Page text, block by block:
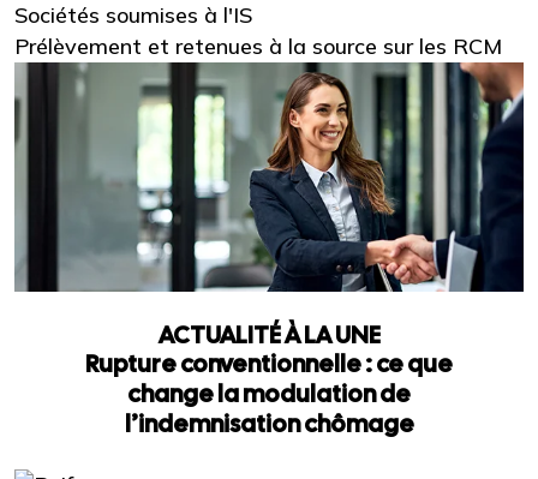
Sociétés soumises à l'IS
Prélèvement et retenues à la source sur les RCM
ACTUALITÉ À LA UNE
Rupture conventionnelle : ce que
change la modulation de
l’indemnisation chômage